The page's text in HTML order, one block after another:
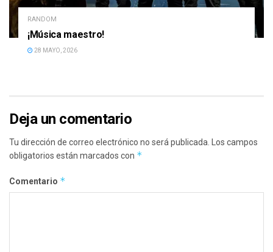
RANDOM
¡Música maestro!
28 MAYO, 2026
Deja un comentario
Tu dirección de correo electrónico no será publicada. Los campos
obligatorios están marcados con *
Comentario *